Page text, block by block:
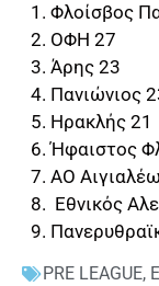
1. Φλοίσβος
2. ΟΦΗ 27
3. Άρης 23
4. Πανιώνιος
5. Ηρακλής 21
6. Ήφαιστος
7. ΑΟ
8. Εθνικός
9.
PRE LEAGUE,